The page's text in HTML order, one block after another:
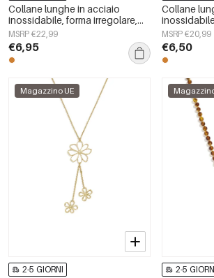
Collane lunghe in acciaio
inossidabile, forma irregolare,
semplici, serie Simple Daily,
gioielli da donna
MSRP €22,99
€6,95
Collane
serie
i giorni,
MSRP €20,99
€6,50
Magazzino UE
2-5 GIORNI 2-5